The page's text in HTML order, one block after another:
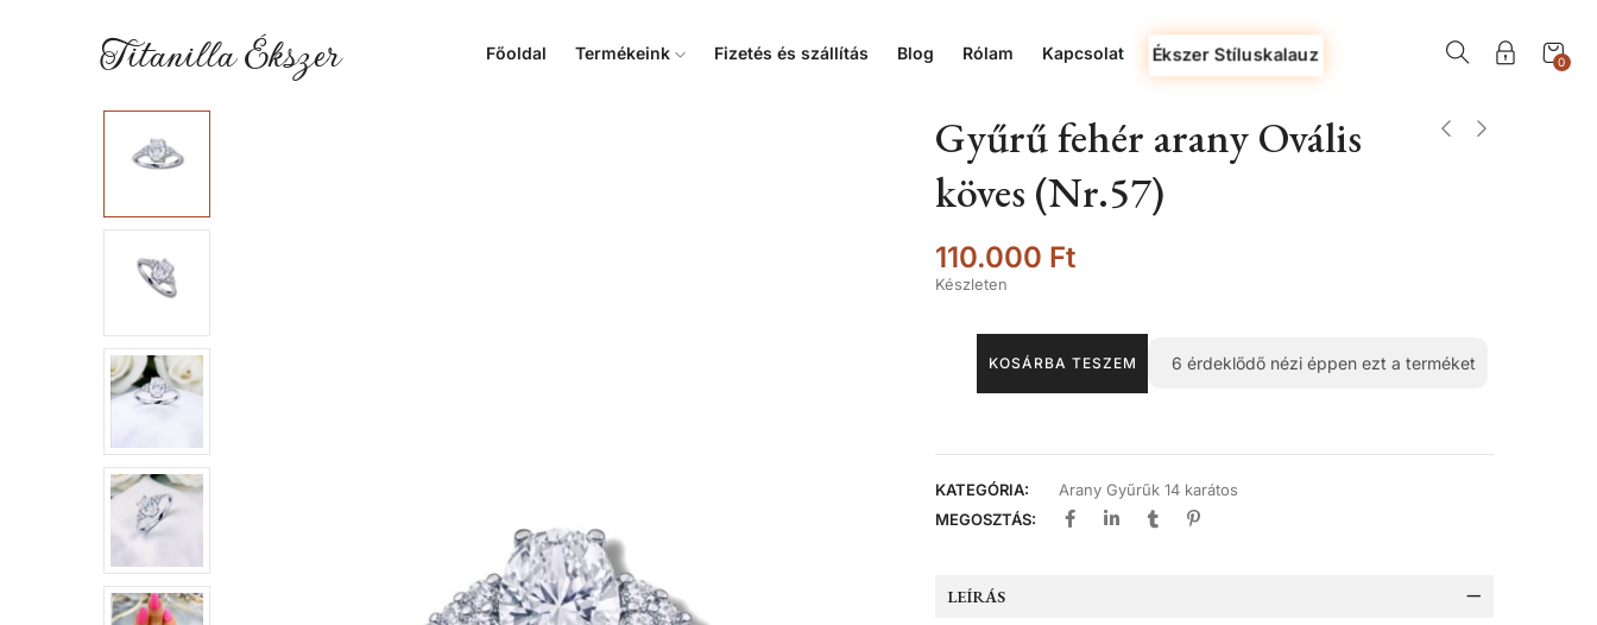
Titanilla Ékszer Főoldal Termékeink Fizetés és szállítás Blog Rólam Kapcsolat Ékszer Stíluskalauz 0
Gyűrű fehér arany Ovális
köves (Nr.57)
110.000 Ft
Készleten
KOSÁRBA TESZEM 6 érdeklődő nézi éppen ezt a terméket
KATEGÓRIA:
Arany Gyűrűk 14 karátos
MEGOSZTÁS:
LEÍRÁS